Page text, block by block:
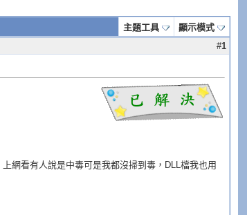
主題工具
顯示模式
#1
網看有人說是中毒可是我都沒掃到毒，DLL檔我也用